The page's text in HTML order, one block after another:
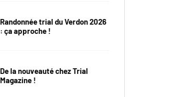
Randonnée trial du Verdon 2026
: ça approche !
De la nouveauté chez Trial
Magazine !